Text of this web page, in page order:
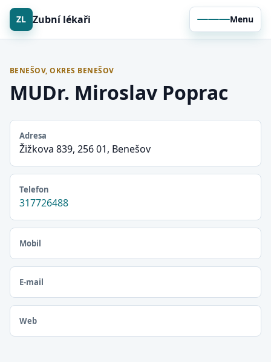
ZL Zubní lékaři Menu
BENEŠOV, OKRES BENEŠOV
MUDr. Miroslav Poprac
Adresa
Žižkova 839, 256 01, Benešov
Telefon
317726488
Mobil
E-mail
Web